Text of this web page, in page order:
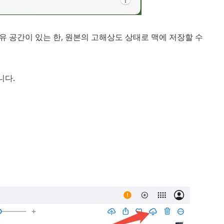
공간이 있는 한, 원본의 고해상도 상태로 맥에 저장할 수
다.